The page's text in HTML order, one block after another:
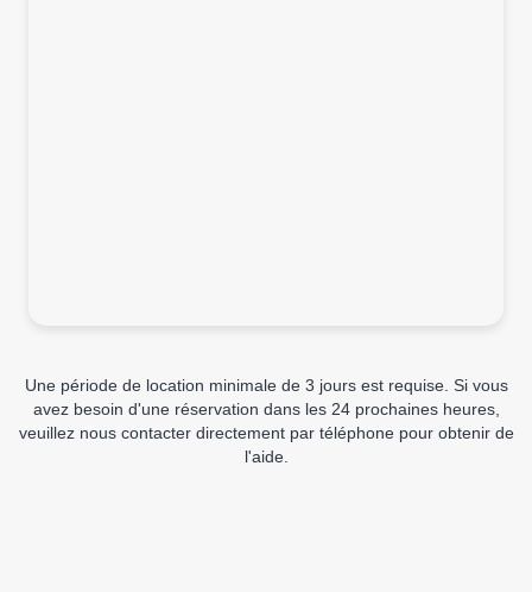
Une période de location minimale de 3 jours est requise. Si vous
avez besoin d'une réservation dans les 24 prochaines heures,
veuillez nous contacter directement par téléphone pour obtenir de
l'aide.